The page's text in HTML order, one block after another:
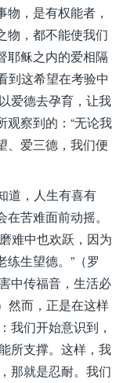
，是有权能者，
物，都不能使我们
耶稣之内的爱相隔
到这希望在考验中
爱德去孕育，让我
观察到的：“无论我
、爱三德，我们便
道，人生有喜有
苦难面前动摇。
难中也欢跃，因为
生望德。”（罗
中传福音，生活必
然而，正是在这样
我们开始意识到，
所支撑。这样，我
那就是忍耐。我们